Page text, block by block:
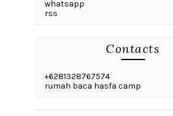
whatsapp
rss
Contacts
+6281328767574
rumah baca hasfa camp